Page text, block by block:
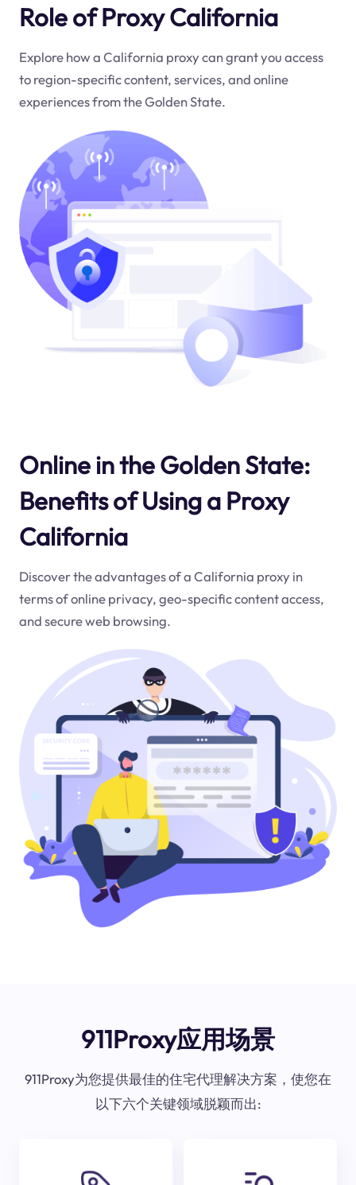
Role of Proxy California
Explore how a California proxy can grant you access
to region-specific content, services, and online
experiences from the Golden State.
Online in the Golden State:
Benefits of Using a Proxy
California
Discover the advantages of a California proxy in
terms of online privacy, geo-specific content access,
and secure web browsing.
911Proxy应用场景
911Proxy为您提供最佳的住宅代理解决方案，使您在
以下六个关键领域脱颖而出: